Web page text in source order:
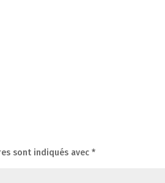
sont indiqués avec*